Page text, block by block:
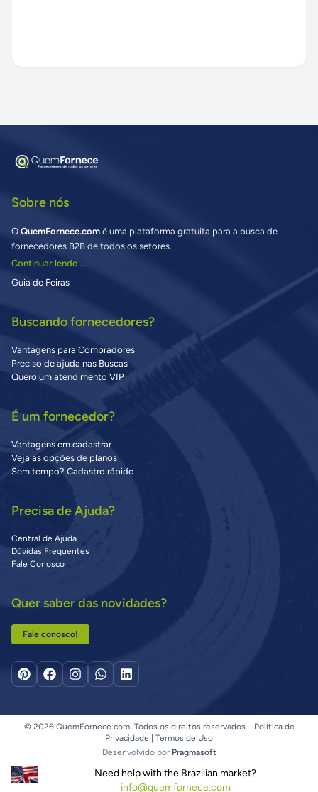
Sobre nós
O QuemFornece.com é uma plataforma gratuita para a busca de
fornecedores B2B de todos os setores.
Continuar lendo...
Guia de Feiras
Buscando fornecedores?
Vantagens para Compradores
Preciso de ajuda nas Buscas
Quero um atendimento VIP
É um fornecedor?
Vantagens em cadastrar
Veja as opções de planos
Sem tempo? Cadastro rápido
Precisa de Ajuda?
Central de Ajuda
Dúvidas Frequentes
Fale Conosco
Quer saber das novidades?
Fale conosco!
© 2026 QuemFornece.com. Todos os direitos reservados. |
Política de
Privacidade
Termos de Uso
Desenvolvido por Pragmasoft
Need help with the Brazilian market?
info@quemfornece.com